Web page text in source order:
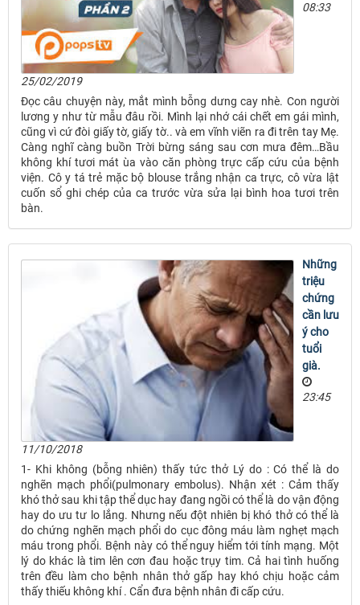
08:33
25/02/2019
Đọc câu chuyện này, mắt mình bỗng dưng cay nhè. Con người
lương y như từ mẫu đâu rồi. Mình lại nhớ cái chết em gái mình,
cũng vì cứ đòi giấy tờ, giấy tờ.. và em vĩnh viẽn ra đi trên tay Mẹ.
Càng nghĩ càng buồn Trời bừng sáng sau cơn mưa đêm…Bầu
không khí tươi mát ùa vào căn phòng trực cấp cứu của bệnh
viện. Cô y tá trẻ mặc bộ blouse trắng nhận ca trực, cô vừa lật
cuốn sổ ghi chép của ca trước vừa sửa lại bình hoa tươi trên
bàn.
Những
triệu
chứng
cần lưu
ý cho
tuổi
già.
23:45
11/10/2018
1- Khi không (bỗng nhiên) thấy tức thở Lý do : Có thể là do
nghẽn mạch phổi(pulmonary embolus). Nhận xét : Cảm thấy
khó thở sau khi tập thể dục hay đang ngồi có thể là do vận động
hay do ưu tư lo lắng. Nhưng nếu đột nhiên bị khó thở có thể là
do chứng nghẽn mạch phổi do cục đông máu làm nghẹt mạch
máu trong phổi. Bệnh này có thể nguy hiểm tới tính mạng. Một
lý do khác là tim lên cơn đau hoặc trụy tim. Cả hai tình huống
trên đều làm cho bệnh nhân thở gấp hay khó chịu hoặc cảm
thấy thiếu không khí . Cẩn đưa bệnh nhân đi cấp cứu.